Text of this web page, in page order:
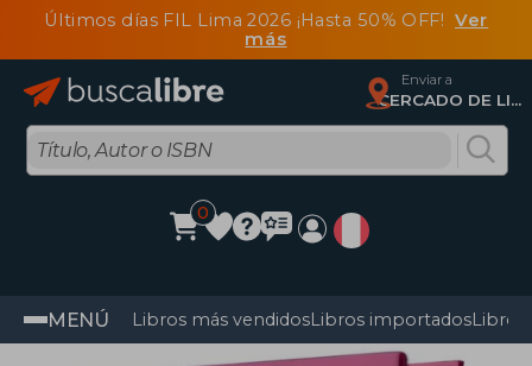
Últimos días FIL Lima 2026 ¡Hasta 50% OFF!Ver
más
Enviar a
CERCADO DE LIMA, Lima
0
MENÚ Libros más vendidosLibros importadosLibros